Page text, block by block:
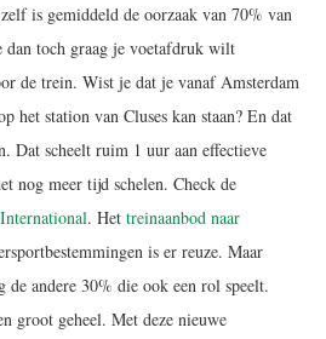
is gemiddeld de oorzaak van 70% van
dan toch graag je voetafdruk wilt
de trein. Wist je dat je vanaf Amsterdam
het station van Cluses kan staan? En dat
Dat scheelt ruim 1 uur aan effectieve
nog meer tijd schelen. Check de
. Het treinaanbod naar
is er reuze. Maar
de andere 30% die ook een rol speelt.
groot geheel. Met deze nieuwe